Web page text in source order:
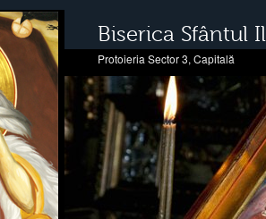
Biserica Sfântul
Protoieria Sector 3, Capitală